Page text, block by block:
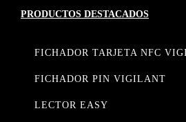
PRODUCTOS DESTACADOS
FICHADOR TARJETA NFC
FICHADOR PIN VIGILANT
LECTOR EASY